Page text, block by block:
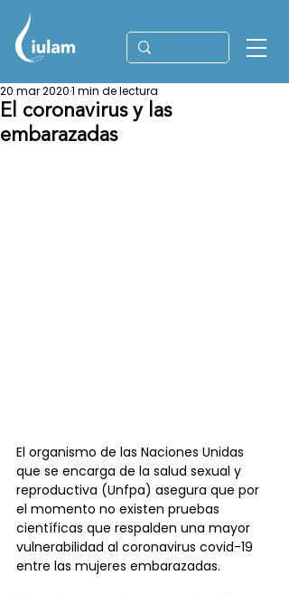
El coronavirus y las
embarazadas
20 mar 20201 min de lectura
El organismo de las Naciones Unidas
que se encarga de la salud sexual y
reproductiva (Unfpa) asegura que por
el momento no existen pruebas
científicas que respalden una mayor
vulnerabilidad al coronavirus covid-19
entre las mujeres embarazadas.